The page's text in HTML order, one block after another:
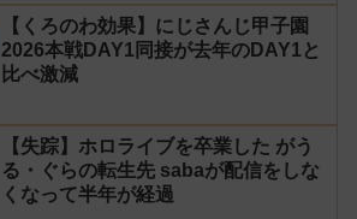
【くろのわ効果】にじさんじ甲子園
2026本戦DAY1同接が去年のDAY1と
比べ激減
【失踪】ホロライブを卒業した がう
る・ぐらの転生先 sabaが配信をしな
くなって半年が経過